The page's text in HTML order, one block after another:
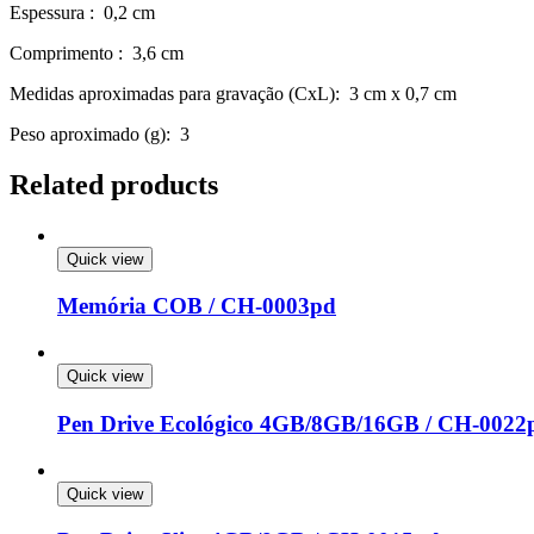
Espessura : 0,2 cm
Comprimento : 3,6 cm
Medidas aproximadas para gravação (CxL): 3 cm x 0,7 cm
Peso aproximado (g): 3
Related products
Quick view
Memória COB / CH-0003pd
Quick view
Pen Drive Ecológico 4GB/8GB/16GB / CH-
Quick view